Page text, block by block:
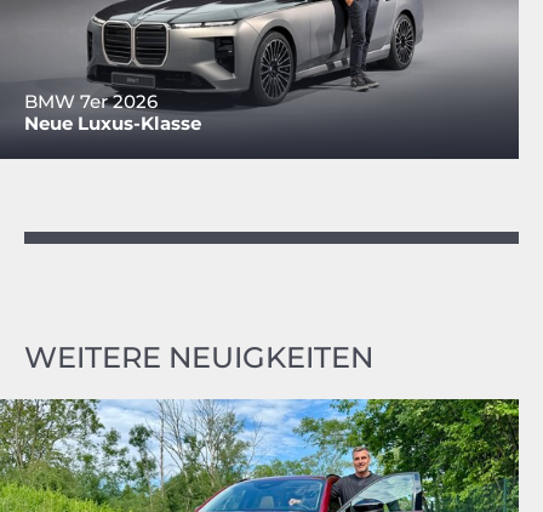
BMW 7er 2026
Neue Luxus-Klasse
WEITERE NEUIGKEITEN